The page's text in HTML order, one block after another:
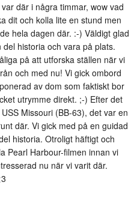
där i några timmar, wow vad
dit och kolla lite en stund men
hela dagen där. :-) Väldigt glad
historia och vara på plats.
på att utforska ställen när vi
och med nu! Vi gick ombord
av dom som faktiskt bor
utrymme direkt. ;-) Efter det
Missouri (BB-63), det var en
där. Vi gick med på en guidad
historia. Otroligt häftigt och
Pearl Harbour-filmen innan vi
nu när vi varit där.